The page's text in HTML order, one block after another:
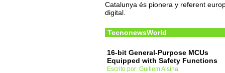
Catalunya és pionera y referent
digital.
TecnonewsWorld
16-bit General-Purpose MCUs
Equipped with Safety Functions
Escrito por: Guillem Alsina